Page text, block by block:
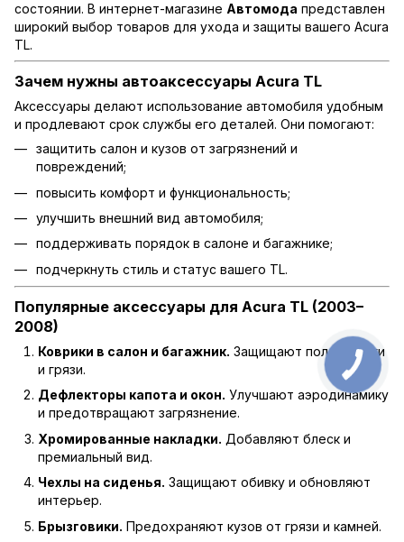
состоянии. В интернет-магазине Автомода представлен
широкий выбор товаров для ухода и защиты вашего Acura
TL.
Зачем нужны автоаксессуары Acura TL
Аксессуары делают использование автомобиля удобным
и продлевают срок службы его деталей. Они помогают:
защитить салон и кузов от загрязнений и
повреждений;
повысить комфорт и функциональность;
улучшить внешний вид автомобиля;
поддерживать порядок в салоне и багажнике;
подчеркнуть стиль и статус вашего TL.
Популярные аксессуары для Acura TL (2003–
2008)
Коврики в салон и багажник. Защищают пол от влаги
и грязи.
Дефлекторы капота и окон. Улучшают аэродинамику
и предотвращают загрязнение.
Хромированные накладки. Добавляют блеск и
премиальный вид.
Чехлы на сиденья. Защищают обивку и обновляют
интерьер.
Брызговики. Предохраняют кузов от грязи и камней.